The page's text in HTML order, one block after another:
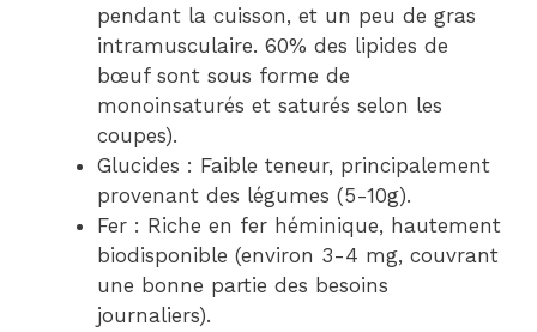
pendant la cuisson, et un peu de gras
intramusculaire. 60% des lipides de
bœuf sont sous forme de
monoinsaturés et saturés selon les
coupes).
Glucides : Faible teneur, principalement
provenant des légumes (5-10g).
Fer : Riche en fer héminique, hautement
biodisponible (environ 3-4 mg, couvrant
une bonne partie des besoins
journaliers).